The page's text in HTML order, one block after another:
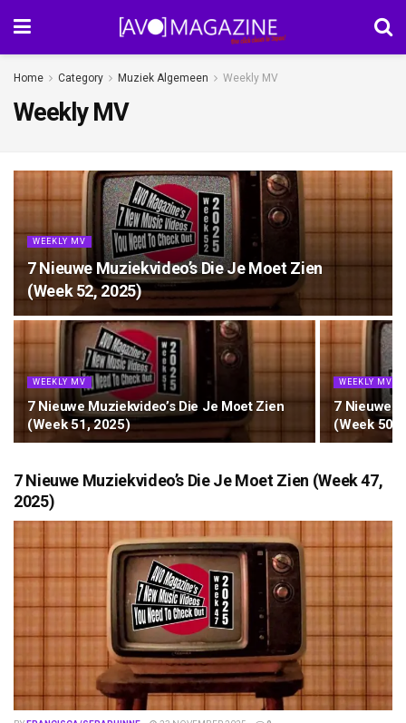
Home Category Muziek Algemeen Weekly MV
Weekly MV
WEEKLY MV
7 Nieuwe Muziekvideo’s Die Je Moet Zien
(Week 52, 2025)
WEEKLY MV
7 Nieuwe Muziekvideo’s Die Je Moet Zien
(Week 51, 2025)
WEEKLY MV
7 Nieuwe
(Week 50,
7 Nieuwe Muziekvideo’s Die Je Moet Zien (Week 47,
2025)